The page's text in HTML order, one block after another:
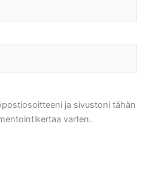
ja sivustoni tähän
varten.